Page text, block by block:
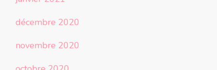
décembre 2020
novembre 2020